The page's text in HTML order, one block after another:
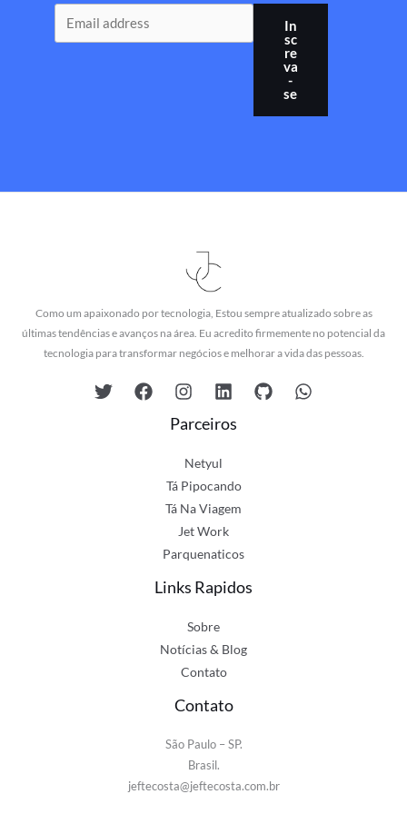
In
sc
re
va
-
se
Como um apaixonado por tecnologia, Estou sempre atualizado sobre as
últimas tendências e avanços na área. Eu acredito firmemente no potencial da
tecnologia para transformar negócios e melhorar a vida das pessoas.
Parceiros
Netyul
Tá Pipocando
Tá Na Viagem
Jet Work
Parquenaticos
Links Rapidos
Sobre
Notícias & Blog
Contato
Contato
São Paulo – SP.
Brasil.
jeftecosta@jeftecosta.com.br